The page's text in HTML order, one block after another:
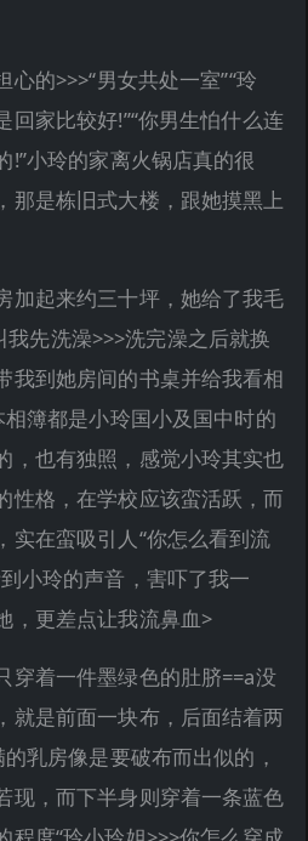
的>>>“男女共处一室”“玲
回家比较好!”“你男生怕什么连
!”小玲的家离火锅店真的很
那是栋旧式大楼，跟她摸黑上
加起来约三十坪，她给了我毛
先洗澡>>>洗完澡之后就换
我到她房间的书桌并给我看相
簿都是小玲国小及国中时的
，也有独照，感觉小玲其实也
性格，在学校应该蛮活跃，而
实在蛮吸引人“你怎么看到流
小玲的声音，害吓了我一
，更差点让我流鼻血>
穿着一件墨绿色的肚脐==a没
就是前面一块布，后面结着两
乳房像是要破布而出似的，
现，而下半身则穿着一条蓝色